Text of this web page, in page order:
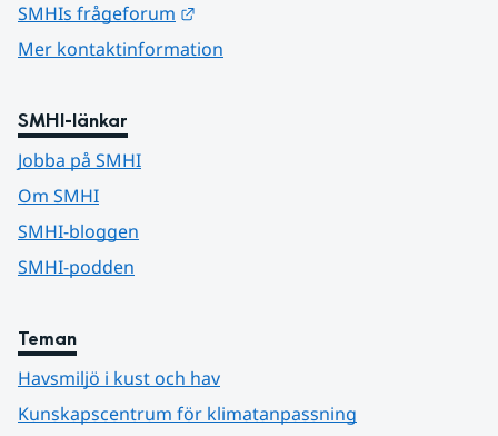
SMHIs frågeforum
Mer kontaktinformation
SMHI-länkar
Jobba på SMHI
Om SMHI
SMHI-bloggen
SMHI-podden
Teman
Havsmiljö i kust och hav
Kunskapscentrum för klimatanpassning